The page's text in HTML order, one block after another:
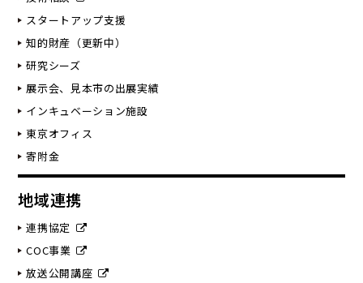
スタートアップ支援
知的財産（更新中）
研究シーズ
展示会、見本市の出展実績
インキュベーション施設
東京オフィス
寄附金
地域連携
連携協定
COC事業
放送公開講座